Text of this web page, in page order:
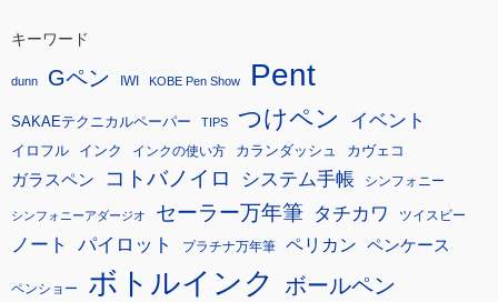
キーワード
dunn Gペン IWI KOBE Pen Show Pent
SAKAEテクニカルペーパー TIPS つけペン イベント
イロフル インク インクの使い方 カランダッシュ カヴェコ
ガラスペン コトバノイロ システム手帳 シンフォニー
シンフォニーアダージオ セーラー万年筆 タチカワ ツイスビー
ノート パイロット プラチナ万年筆 ペリカン ペンケース
ペンショー ボトルインク ボールペン